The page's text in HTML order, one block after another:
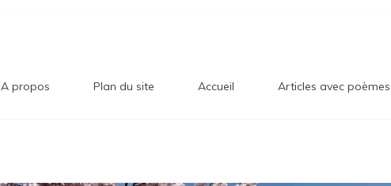
Blog
A propos Plan du site Accueil Articles avec poèmes